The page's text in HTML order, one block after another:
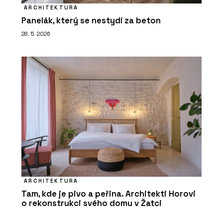
ARCHITEKTURA
Panelák, který se nestydí za beton
28. 5. 2026
ARCHITEKTURA
Tam, kde je pivo a peřina. Architekti Horovi
o rekonstrukci svého domu v Žatci